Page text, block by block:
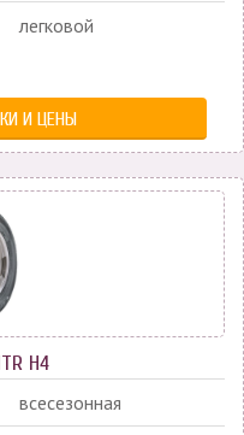
легковой
И ЦЕНЫ
H4
всесезонная